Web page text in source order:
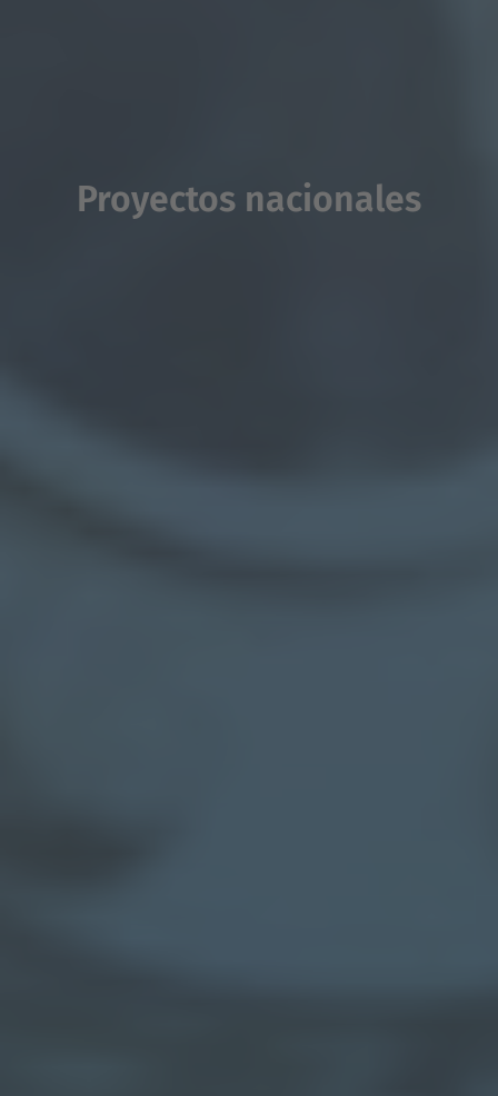
Proyectos nacionales